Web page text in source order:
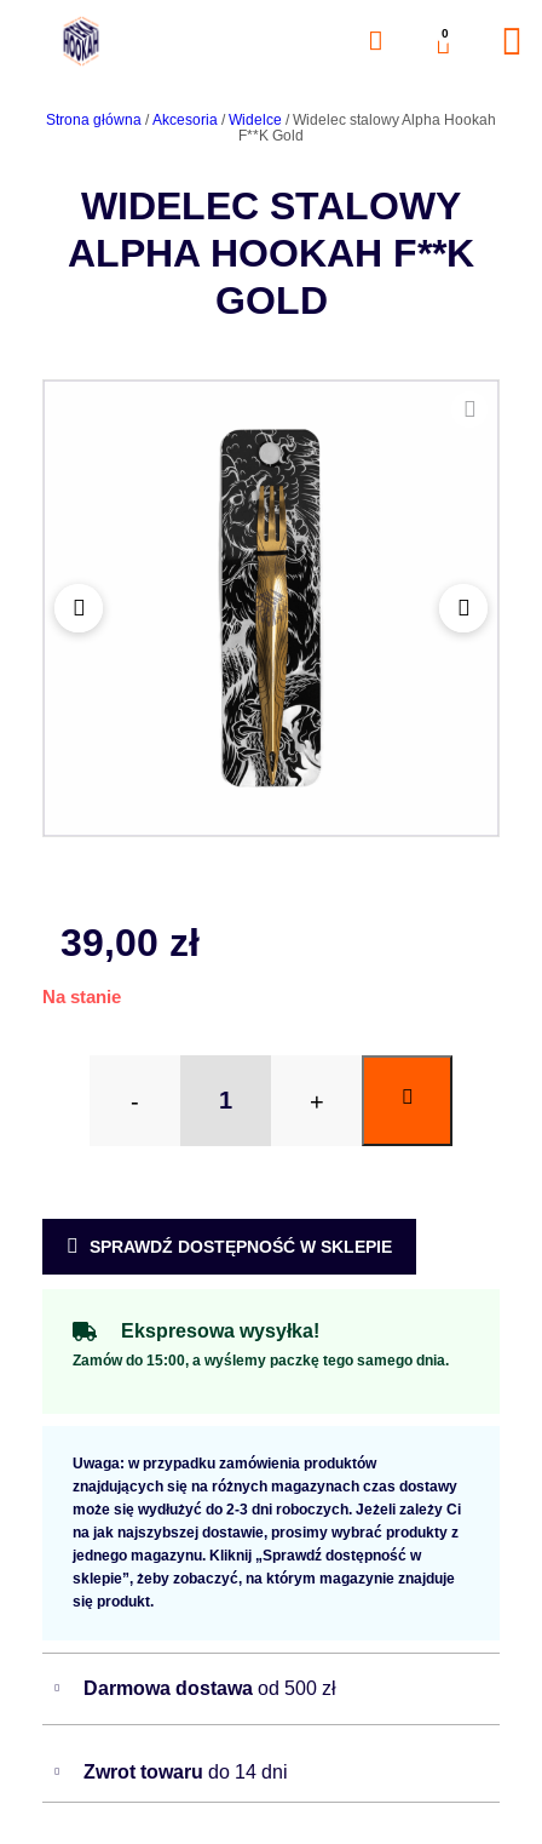
0
Strona główna /Akcesoria /Widelce / Widelec stalowy Alpha Hookah
F**K Gold
WIDELEC STALOWY
ALPHA HOOKAH F**K
GOLD
39,00 zł
Na stanie
- +
SPRAWDŹ DOSTĘPNOŚĆ W SKLEPIE
Ekspresowa wysyłka!
Zamów do 15:00, a wyślemy paczkę tego samego dnia.
Uwaga: w przypadku zamówienia produktów
znajdujących się na różnych magazynach czas dostawy
może się wydłużyć do 2-3 dni roboczych. Jeżeli zależy Ci
na jak najszybszej dostawie, prosimy wybrać produkty z
jednego magazynu. Kliknij „Sprawdź dostępność w
sklepie”, żeby zobaczyć, na którym magazynie znajduje
się produkt.
Darmowa dostawa od 500 zł
Zwrot towaru do 14 dni